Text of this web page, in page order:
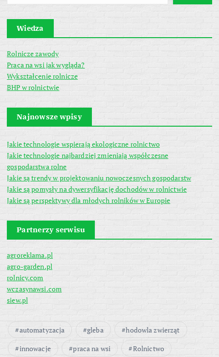
Wiedza
Rolnicze zawody
Praca na wsi jak wygląda?
Wykształcenie rolnicze
BHP w rolnictwie
Najnowsze wpisy
Jakie technologie wspierają ekologiczne rolnictwo
Jakie technologie najbardziej zmieniają współczesne
gospodarstwa rolne
Jakie są trendy w projektowaniu nowoczesnych gospodarstw
Jakie są pomysły na dywersyfikację dochodów w rolnictwie
Jakie są perspektywy dla młodych rolników w Europie
Partnerzy serwisu
agroreklama.pl
agro-garden.pl
rolnicy.com
wczasynawsi.com
siew.pl
automatyzacja gleba
hodowla zwierząt
innowacje
praca na wsi
Rolnictwo